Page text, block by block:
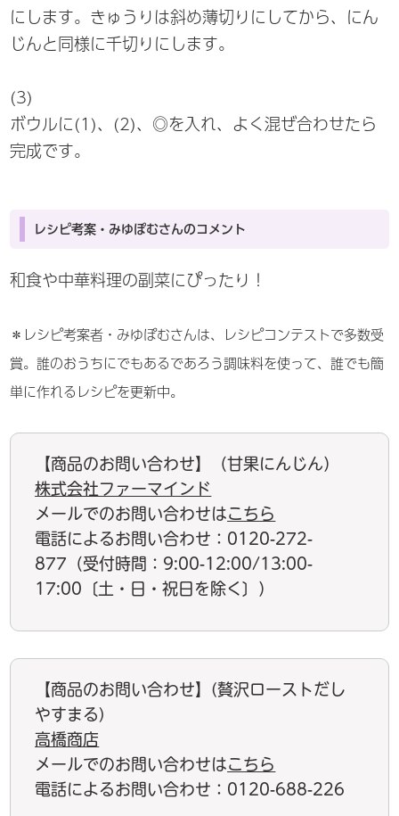
にします。きゅうりは斜め薄切りにしてから、にん
じんと同様に千切りにします。
(3)
ボウルに(1)、(2)、◎を入れ、よく混ぜ合わせたら
完成です。
レシピ考案・みゆぽむさんのコメント
和食や中華料理の副菜にぴったり！
＊レシピ考案者・みゆぽむさんは、レシピコンテストで多数受
賞。誰のおうちにでもあるであろう調味料を使って、誰でも簡
単に作れるレシピを更新中。
【商品のお問い合わせ】（甘果にんじん）
株式会社ファーマインド
メールでのお問い合わせはこちら
電話によるお問い合わせ：0120-272-
877（受付時間：9:00-12:00/13:00-
17:00〔土・日・祝日を除く〕）
【商品のお問い合わせ】(贅沢ローストだし
やすまる)
高橋商店
メールでのお問い合わせはこちら
電話によるお問い合わせ：0120-688-226